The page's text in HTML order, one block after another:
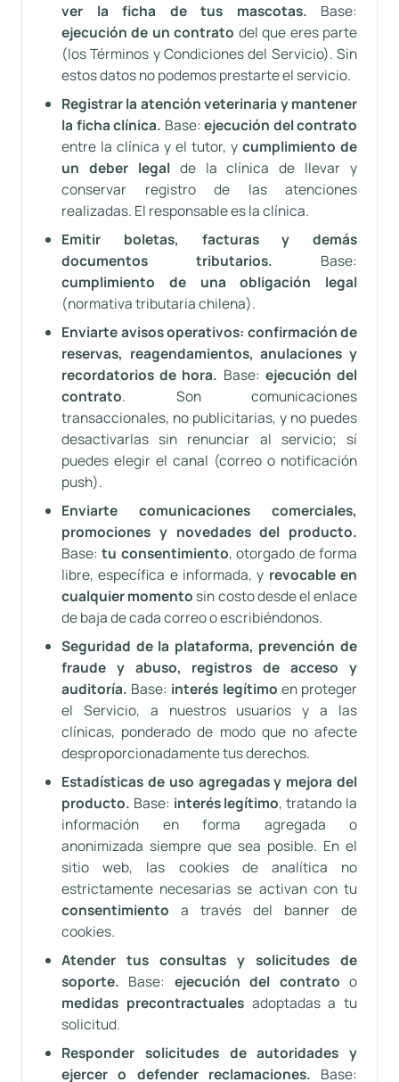
ver la ficha de tus mascotas. Base:
ejecución de un contrato del que eres parte
(los Términos y Condiciones del Servicio). Sin
estos datos no podemos prestarte el servicio.
Registrar la atención veterinaria y mantener
la ficha clínica. Base: ejecución del contrato
entre la clínica y el tutor, y cumplimiento de
un deber legal de la clínica de llevar y
conservar registro de las atenciones
realizadas. El responsable es la clínica.
Emitir boletas, facturas y demás
documentos tributarios. Base:
cumplimiento de una obligación legal
(normativa tributaria chilena).
Enviarte avisos operativos: confirmación de
reservas, reagendamientos, anulaciones y
recordatorios de hora. Base: ejecución del
contrato. Son comunicaciones
transaccionales, no publicitarias, y no puedes
desactivarlas sin renunciar al servicio; sí
puedes elegir el canal (correo o notificación
push).
Enviarte comunicaciones comerciales,
promociones y novedades del producto.
Base:tu consentimiento, otorgado de forma
libre, específica e informada, y revocable en
cualquier momentosin costo desde el enlace
de baja de cada correo o escribiéndonos.
Seguridad de la plataforma, prevención de
fraude y abuso, registros de acceso y
auditoría. Base: interés legítimo en proteger
el Servicio, a nuestros usuarios y a las
clínicas, ponderado de modo que no afecte
desproporcionadamente tus derechos.
Estadísticas de uso agregadas y mejora del
producto. Base: interés legítimo, tratando la
información en forma agregada o
anonimizada siempre que sea posible. En el
sitio web, las cookies de analítica no
estrictamente necesarias se activan con tu
consentimiento a través del banner de
cookies.
Atender tus consultas y solicitudes de
soporte. Base: ejecución del contrato o
medidas precontractualesadoptadas a tu
solicitud.
Responder solicitudes de autoridades y
ejercer o defender reclamaciones. Base: